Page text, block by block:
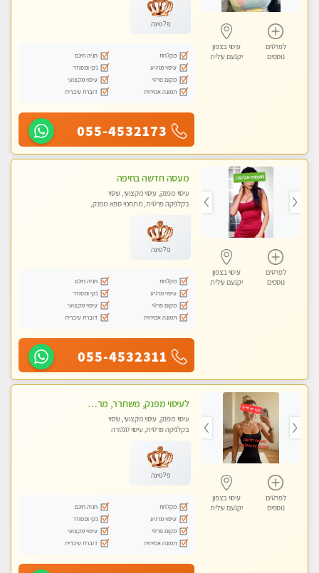
לפרטים
נוספים
עיסוי בצפון
יקנעם עילית
פלטינה
מקלחת
חניה חינם
עיסוי מרגיע
נקי ומסודר
מקום פרטי
עיסוי מקצועי
תמונה אמיתית
דוברת עיברית
055-4532173
לפרטים
נוספים
עיסוי בצפון
יקנעם עילית
מעסה חדשה בחיפה
עיסוי מפנק, עיסוי מקצועי, עיסוי
בקלניקה פרטית, מתחמי ספא מפנק,
פלטינה
מקלחת
חניה חינם
עיסוי מרגיע
נקי ומסודר
מקום פרטי
עיסוי מקצועי
תמונה אמיתית
דוברת עיברית
055-4532311
לפרטים
נוספים
עיסוי בצפון
יקנעם עילית
לעיסוי מפנק, משחרר, מרגיע, טנטרה, עיסוי שבדי מקצועי ללא שירותי מין
עיסוי מפנק, עיסוי מקצועי, עיסוי
בקלניקה פרטית, עיסוי טנטרה
פלטינה
מקלחת
חניה חינם
עיסוי מרגיע
נקי ומסודר
מקום פרטי
עיסוי מקצועי
תמונה אמיתית
דוברת עיברית